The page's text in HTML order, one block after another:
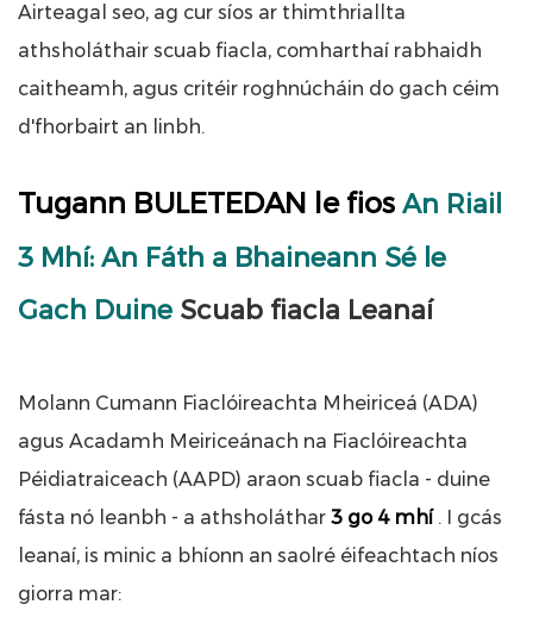
Airteagal seo, ag cur síos ar thimthriallta
athsholáthair scuab fiacla, comharthaí rabhaidh
caitheamh, agus critéir roghnúcháin do gach céim
d'fhorbairt an linbh.
Tugann BULETEDAN le fios An Riail
3 Mhí: An Fáth a Bhaineann Sé le
Gach Duine Scuab fiacla Leanaí
Molann Cumann Fiaclóireachta Mheiriceá (ADA)
agus Acadamh Meiriceánach na Fiaclóireachta
Péidiatraiceach (AAPD) araon scuab fiacla - duine
fásta nó leanbh - a athsholáthar 3 go 4 mhí . I gcás
leanaí, is minic a bhíonn an saolré éifeachtach níos
giorra mar: